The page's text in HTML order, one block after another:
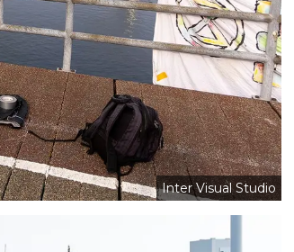
Inter Visual Studio